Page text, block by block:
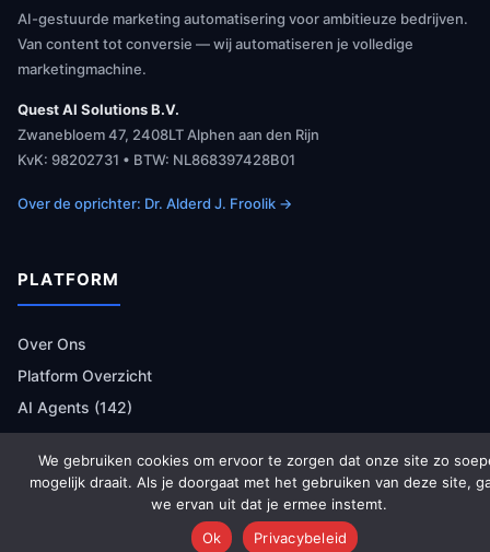
AI-gestuurde marketing automatisering voor ambitieuze bedrijven.
Van content tot conversie — wij automatiseren je volledige
marketingmachine.
Quest AI Solutions B.V.
Zwanebloem 47, 2408LT Alphen aan den Rijn
KvK: 98202731 • BTW: NL868397428B01
Over de oprichter: Dr. Alderd J. Froolik →
PLATFORM
Over Ons
Platform Overzicht
AI Agents (142)
Technologie
Integraties
We gebruiken cookies om ervoor te zorgen dat onze site zo
mogelijk draait. Als je doorgaat met het gebruiken van deze site,
we ervan uit dat je ermee instemt.
Ok
Privacybeleid